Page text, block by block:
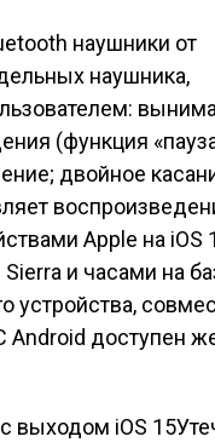
наушники от
наушника,
(функция
двойное
Apple на iOS
и часами на
устройства,
Android доступен
выходом iOS